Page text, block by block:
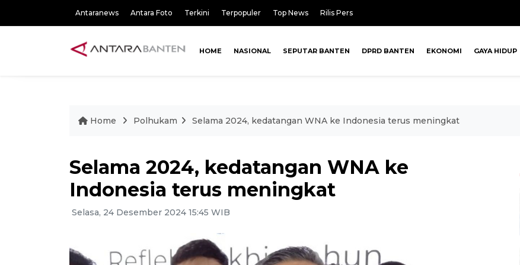
Antaranews Antara Foto Terkini Terpopuler Top News Rilis Pers
HOME NASIONAL SEPUTAR BANTEN DPRD BANTEN EKONOMI GAYA HIDUP
Home Polhukam Selama 2024, kedatangan WNA ke Indonesia terus meningkat
Selama 2024, kedatangan WNA ke
Indonesia terus meningkat
Selasa, 24 Desember 2024 15:45 WIB